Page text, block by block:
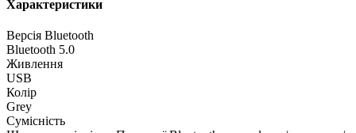
Характеристики
Версія Bluetooth
Bluetooth 5.0
Живлення
USB
Колір
Grey
Сумісність